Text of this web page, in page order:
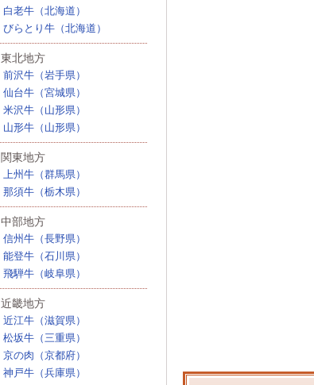
白老牛（北海道）
びらとり牛（北海道）
東北地方
前沢牛（岩手県）
仙台牛（宮城県）
米沢牛（山形県）
山形牛（山形県）
関東地方
上州牛（群馬県）
那須牛（栃木県）
中部地方
信州牛（長野県）
能登牛（石川県）
飛騨牛（岐阜県）
近畿地方
近江牛（滋賀県）
松坂牛（三重県）
京の肉（京都府）
神戸牛（兵庫県）